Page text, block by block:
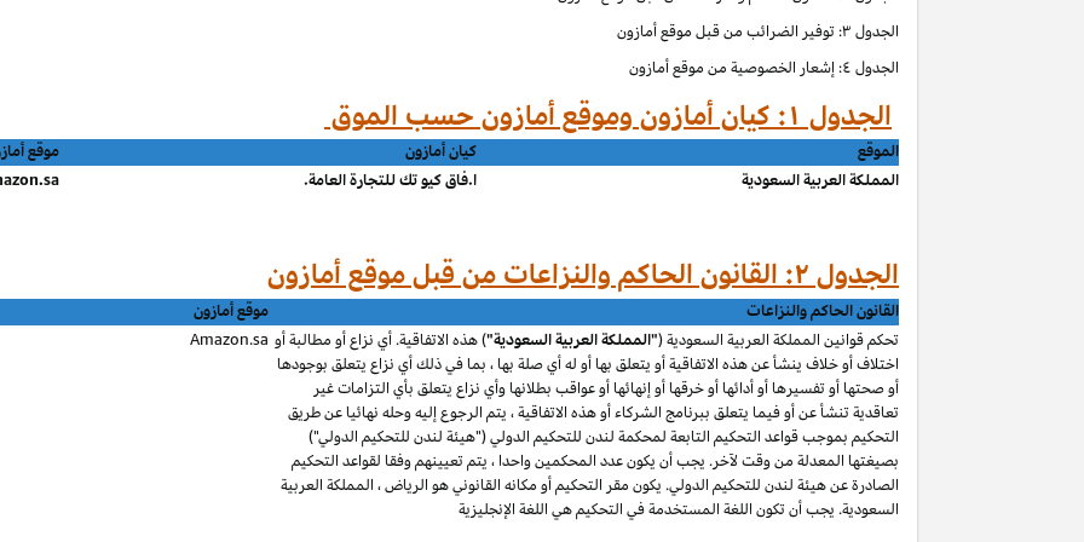
الجدول ۳: توفير الضرائب من قبل موقع أمازون
الجدول ٤: إشعار الخصوصية من موقع أمازون
الجدول ۱: كيان أمازون وموقع أمازون حسب الموق
الموقع كيان أمازون
موقع
المملكة العربية السعودية
ا.فاق كيو تك للتجارة العامة.
الجدول ۲: القانون الحاكم والنزاعات من قبل موقع أمازون
القانون الحاكم والنزاعات
موقع أمازون
تحكم قوانين المملكة العربية السعودية ("المملكة العربية السعودية") هذه الاتفاقية. أي نزاع أو مطالبة أو
اختلاف أو خلاف ينشأ عن هذه الاتفاقية أو يتعلق بها أو له أي صلة بها ، بما في ذلك أي نزاع يتعلق بوجودها
أو صحتها أو تفسيرها أو أدائها أو خرقها أو إنهائها أو عواقب بطلانها وأي نزاع يتعلق بأي التزامات غير
تعاقدية تنشأ عن أو فيما يتعلق ببرنامج الشركاء أو هذه الاتفاقية ، يتم الرجوع إليه وحله نهائيا عن طريق
التحكيم بموجب قواعد التحكيم التابعة لمحكمة لندن للتحكيم الدولي ("هيئة لندن للتحكيم الدولي")
بصيغتها المعدلة من وقت لآخر. يجب أن يكون عدد المحكمين واحدا ، يتم تعيينهم وفقا لقواعد التحكيم
الصادرة عن هيئة لندن للتحكيم الدولي. يكون مقر التحكيم أو مكانه القانوني هو الرياض ، المملكة العربية
السعودية. يجب أن تكون اللغة المستخدمة في التحكيم هي اللغة الإنجليزية
Amazon.sa